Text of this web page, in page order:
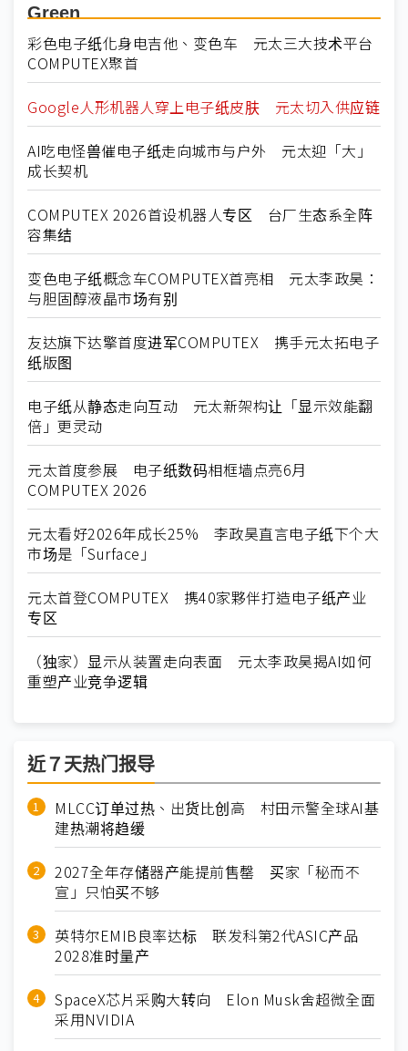
Green
彩色电子纸化身电吉他、变色车 元太三大技术平台
COMPUTEX聚首
Google人形机器人穿上电子纸皮肤 元太切入供应链
AI吃电怪兽催电子纸走向城市与户外 元太迎「大」
成长契机
COMPUTEX 2026首设机器人专区 台厂生态系全阵
容集结
变色电子纸概念车COMPUTEX首亮相 元太李政昊：
与胆固醇液晶市场有别
友达旗下达擎首度进军COMPUTEX 携手元太拓电子
纸版图
电子纸从静态走向互动 元太新架构让「显示效能翻
倍」更灵动
元太首度参展 电子纸数码相框墙点亮6月
COMPUTEX 2026
元太看好2026年成长25% 李政昊直言电子纸下个大
市场是「Surface」
元太首登COMPUTEX 携40家夥伴打造电子纸产业
专区
（独家）显示从装置走向表面 元太李政昊揭AI如何
重塑产业竞争逻辑
近７天热门报导
MLCC订单过热、出货比创高 村田示警全球AI基
建热潮将趋缓
2027全年存储器产能提前售罄 买家「秘而不
宣」只怕买不够
英特尔EMIB良率达标 联发科第2代ASIC产品
2028准时量产
SpaceX芯片采购大转向 Elon Musk舍超微全面
采用NVIDIA